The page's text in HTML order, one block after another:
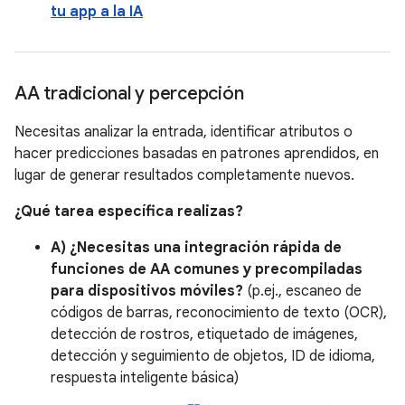
tu app a la IA
AA tradicional y percepción
Necesitas analizar la entrada, identificar atributos o
hacer predicciones basadas en patrones aprendidos, en
lugar de generar resultados completamente nuevos.
¿Qué tarea específica realizas?
A) ¿Necesitas una integración rápida de
funciones de AA comunes y precompiladas
para dispositivos móviles? (p.ej., escaneo de
códigos de barras, reconocimiento de texto (OCR),
detección de rostros, etiquetado de imágenes,
detección y seguimiento de objetos, ID de idioma,
respuesta inteligente básica)